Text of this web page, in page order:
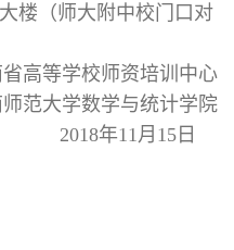
楼（师大附中校门口对
高等学校师资培训中心
范大学数学与统计学院
2018年11月15日